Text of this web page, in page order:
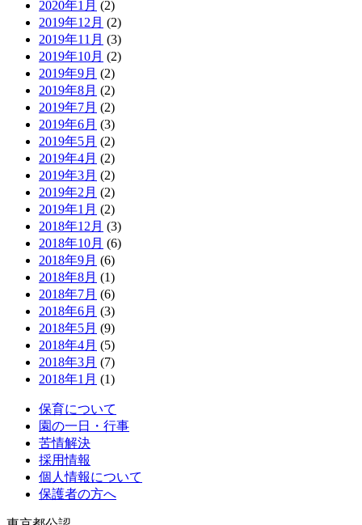
2020年1月 (2)
2019年12月 (2)
2019年11月 (3)
2019年10月 (2)
2019年9月 (2)
2019年8月 (2)
2019年7月 (2)
2019年6月 (3)
2019年5月 (2)
2019年4月 (2)
2019年3月 (2)
2019年2月 (2)
2019年1月 (2)
2018年12月 (3)
2018年10月 (6)
2018年9月 (6)
2018年8月 (1)
2018年7月 (6)
2018年6月 (3)
2018年5月 (9)
2018年4月 (5)
2018年3月 (7)
2018年1月 (1)
保育について
園の一日・行事
苦情解決
採用情報
個人情報について
保護者の方へ